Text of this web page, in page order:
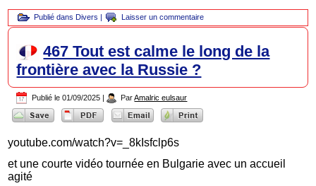
Publié dans Divers | Laisser un commentaire
467 Tout est calme le long de la
frontière avec la Russie ?
Publié le 01/09/2025 | Par Amalric eulsaur
youtube.com/watch?v=_8kIsfclp6s
et une courte vidéo tournée en Bulgarie avec un accueil
agité